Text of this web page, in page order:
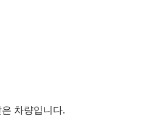
차량입니다.